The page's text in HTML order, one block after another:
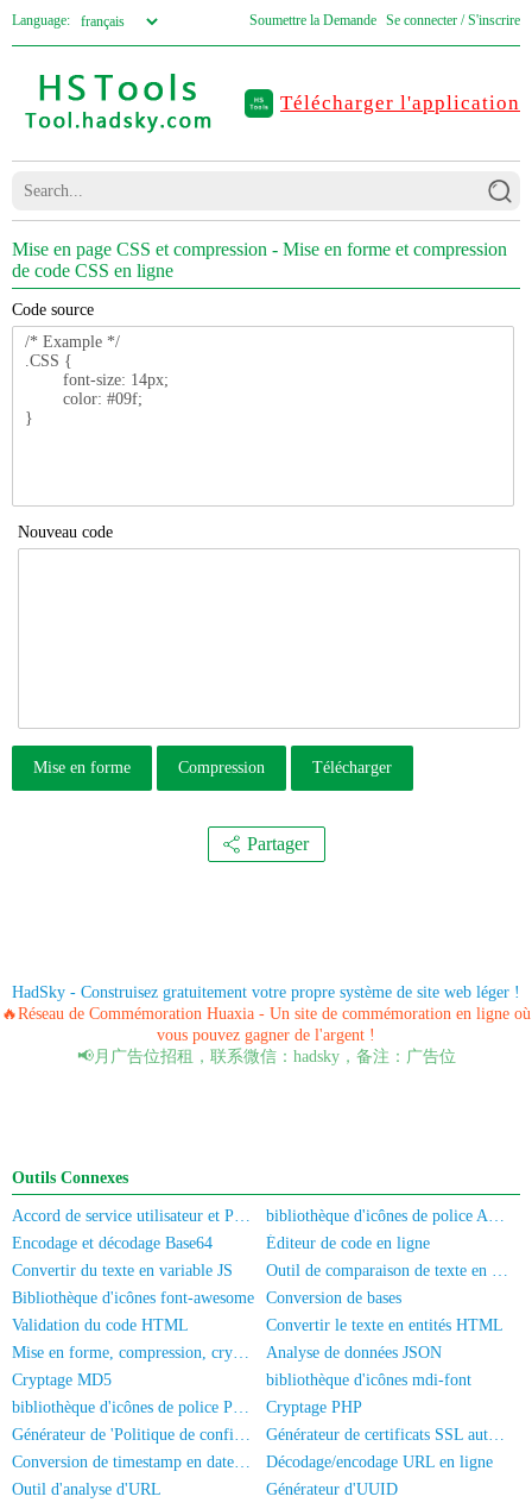
Language: Soumettre la Demande Se connecter / S'inscrire
Télécharger l'application
Mise en page CSS et compression - Mise en forme et compression
de code CSS en ligne
Code source
Nouveau code
Mise en forme Compression Télécharger
Partager
HadSky - Construisez gratuitement votre propre système de site web léger !
🔥Réseau de Commémoration Huaxia - Un site de commémoration en ligne où
vous pouvez gagner de l'argent !
📢月广告位招租，联系微信：hadsky，备注：广告位
Outils Connexes
Accord de service utilisateur et Politique de confidentialité
bibliothèque d'icônes de police Akar-Icons
Encodage et décodage Base64
Éditeur de code en ligne
Convertir du texte en variable JS
Outil de comparaison de texte en ligne
Bibliothèque d'icônes font-awesome
Conversion de bases
Validation du code HTML
Convertir le texte en entités HTML
Mise en forme, compression, cryptage/obscurcissement du code JS
Analyse de données JSON
Cryptage MD5
bibliothèque d'icônes mdi-font
bibliothèque d'icônes de police PaymentFont
Cryptage PHP
Générateur de 'Politique de confidentialité' pour application
Générateur de certificats SSL auto-signés
Conversion de timestamp en date/heure
Décodage/encodage URL en ligne
Outil d'analyse d'URL
Générateur d'UUID